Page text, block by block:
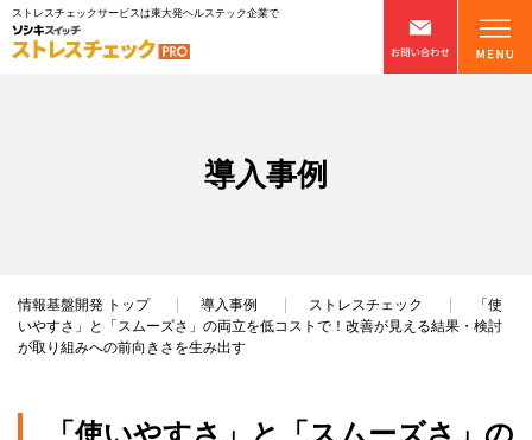
ストレスチェックサービスは東大発ヘルステック企業で
導入事例
情報基盤開発 トップ 導入事例 ストレスチェック
「使
いやすさ」と「スムーズさ」の両立を低コストで！改善が見える結果・検討
が取り組みへの前向きさを生み出す
「使いやすさ」と「スムーズさ」の